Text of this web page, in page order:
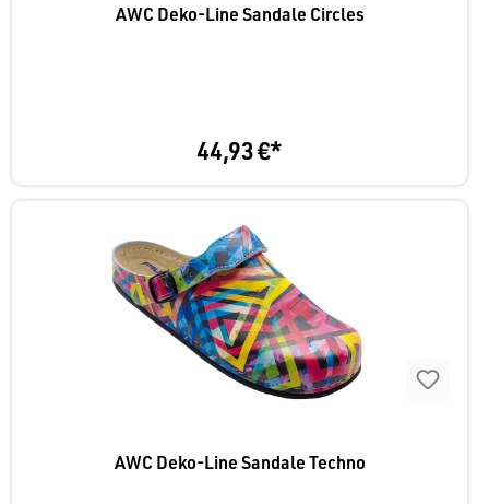
AWC Deko-Line Sandale Circles
44,93 €*
AWC Deko-Line Sandale Techno